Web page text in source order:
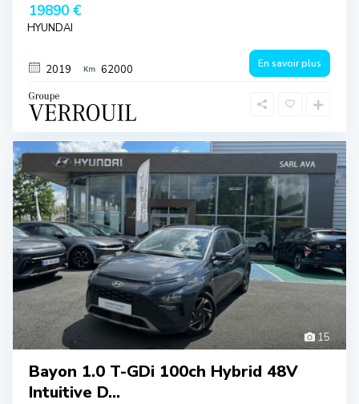
19890 €
HYUNDAI
2019 62000 En savoir plus
15
Bayon 1.0 T-GDi 100ch Hybrid 48V
Intuitive D...